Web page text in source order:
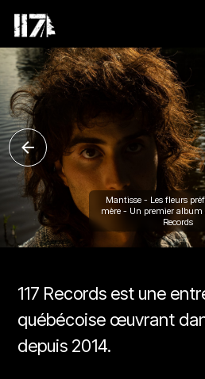
Mantisse - Les fleurs
mère - Un premier album
Records
117 Records est une
québécoise œuvrant
depuis 2014.